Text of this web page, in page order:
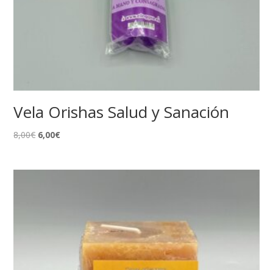
Vela Orishas Salud y Sanación
8,00€ El
6,00€El